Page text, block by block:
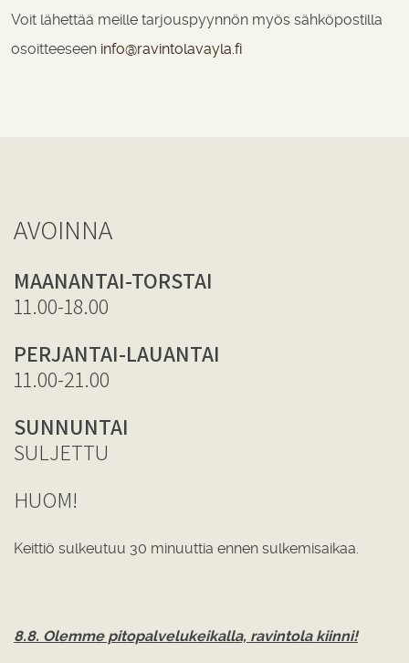
Voit lähettää meille tarjouspyynnön myös sähköpostilla
osoitteeseen info@ravintolavayla.fi
AVOINNA
MAANANTAI-TORSTAI
11.00-18.00
PERJANTAI-LAUANTAI
11.00-21.00
SUNNUNTAI
SULJETTU
HUOM!
Keittiö sulkeutuu 30 minuuttia ennen sulkemisaikaa.
8.8. Olemme pitopalvelukeikalla, ravintola kiinni!